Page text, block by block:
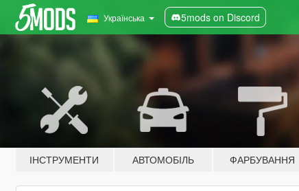
Українська 5mods on Discord
ІНСТРУМЕНТИ АВТОМОБІЛЬ ФАРБУВАННЯ